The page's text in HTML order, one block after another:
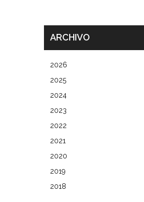
ARCHIVO
2026
2025
2024
2023
2022
2021
2020
2019
2018